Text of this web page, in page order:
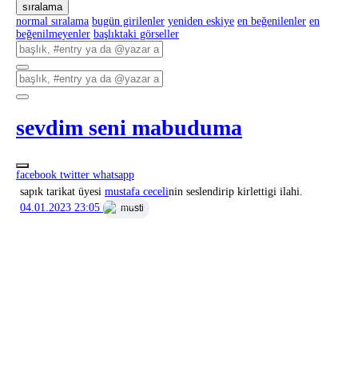
sıralama
normal sıralama bugün girilenler yeniden eskiye en beğenilenler en
beğenilmeyenler başlıktaki görseller
sevdim seni mabuduma
facebook twitter whatsapp
sapık tarikat üyesi mustafa cecelinin seslendirip kirlettigi ilahi.
04.01.2023 23:05
musti